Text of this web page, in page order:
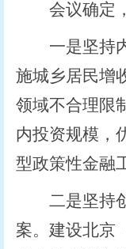
会议确定，
一是坚持内
施城乡居民增
领域不合理限
内投资规模，
型政策性金融
二是坚持创
案。建设北京